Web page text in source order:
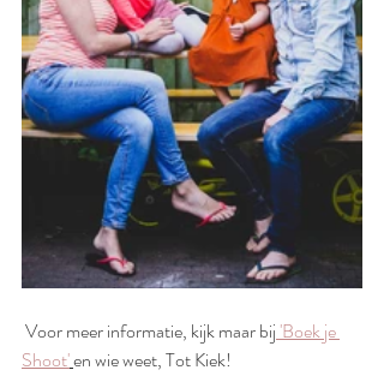
Voor meer informatie, kijk maar bij 'Boek je
Shoot'en wie weet, Tot Kiek!